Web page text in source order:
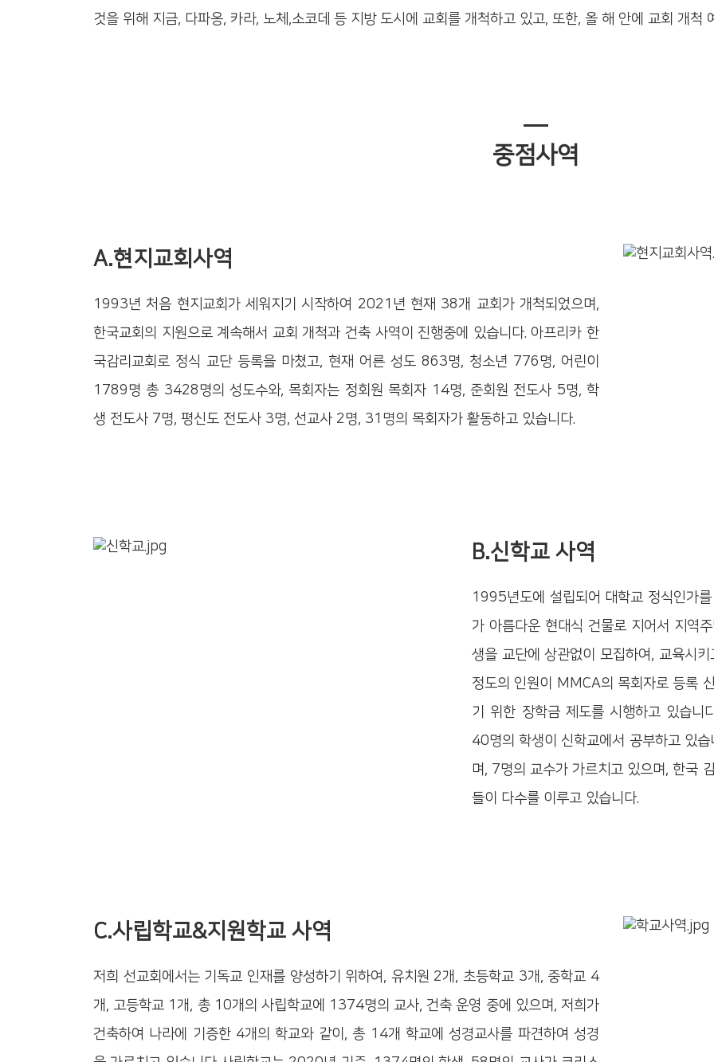
것을 위해 지금, 다파옹, 카라, 노체,소코데 등 지방 도시에 교회를 개척하고 있고, 또한, 올 해 안에 교회 개척
중점사역
A.현지교회사역
1993년 처음 현지교회가 세워지기 시작하여 2021년 현재 38개 교회가 개척되었으며,
한국교회의 지원으로 계속해서 교회 개척과 건축 사역이 진행중에 있습니다. 아프리카 한
국감리교회로 정식 교단 등록을 마쳤고, 현재 어른 성도 863명, 청소년 776명, 어린이
1789명 총 3428명의 성도수와, 목회자는 정회원 목회자 14명, 준회원 전도사 5명, 학
생 전도사 7명, 평신도 전도사 3명, 선교사 2명, 31명의 목회자가 활동하고 있습니다.
B.신학교 사역
1995년도에 설립되어 대학교 정식인가
가 아름다운 현대식 건물로 지어서 지역
생을 교단에 상관없이 모집하여, 교육시
정도의 인원이 MMCA의 목회자로 등록
기 위한 장학금 제도를 시행하고 있습
40명의 학생이 신학교에서 공부하고 있
며, 7명의 교수가 가르치고 있으며, 한국
들이 다수를 이루고 있습니다.
C.사립학교&지원학교 사역
저희 선교회에서는 기독교 인재를 양성하기 위하여, 유치원 2개, 초등학교 3개, 중학교 4
개, 고등학교 1개, 총 10개의 사립학교에 1374명의 교사, 건축 운영 중에 있으며, 저희가
건축하여 나라에 기증한 4개의 학교와 같이, 총 14개 학교에 성경교사를 파견하여 성경